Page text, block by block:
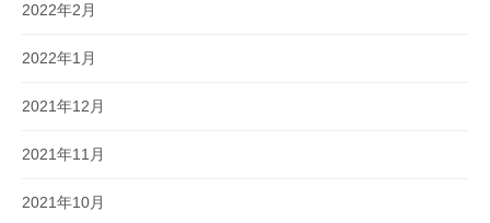
2022年2月
2022年1月
2021年12月
2021年11月
2021年10月